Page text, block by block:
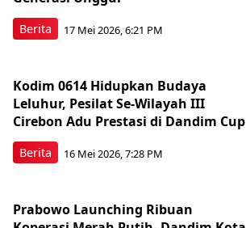
Berita 17 Mei 2026, 6:21 PM
Berita
Kodim 0614 Hidupkan Budaya
Leluhur, Pesilat Se-Wilayah III
Cirebon Adu Prestasi di Dandim Cup
16 Mei 2026, 7:28 PM
Prabowo Launching Ribuan